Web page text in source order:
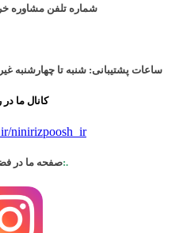
شماره تلفن مشاوره
ساعات پشتیبانی: شنبه تا چهارشنبه
کانال ما در
ninirizpoosh_ir
.:صفحه ما در